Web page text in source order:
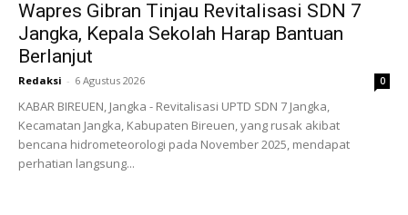
Wapres Gibran Tinjau Revitalisasi SDN 7
Jangka, Kepala Sekolah Harap Bantuan
Berlanjut
Redaksi - 6 Agustus 2026 0
KABAR BIREUEN, Jangka - Revitalisasi UPTD SDN 7 Jangka,
Kecamatan Jangka, Kabupaten Bireuen, yang rusak akibat
bencana hidrometeorologi pada November 2025, mendapat
perhatian langsung...